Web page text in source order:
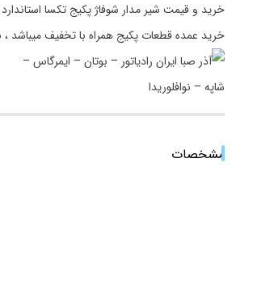
خرید و قیمت شیر مدار شوفاژ پکیج تکسا استاندارد 2/5
خرید عمده قطعات پکیج همراه با تخفیف میباشد ،
مشخصات